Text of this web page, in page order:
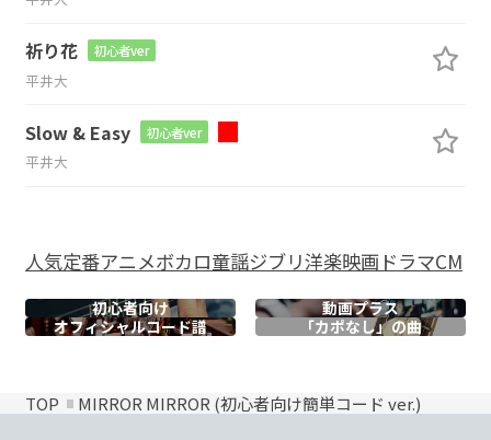
祈り花 初心者ver
平井大
Slow & Easy 初心者ver
平井大
人気定番アニメボカロ童謡ジブリ洋楽映画ドラマCM
初心者向け
動画プラス
オフィシャルコード譜 「カポなし」の曲
TOP MIRROR MIRROR (初心者向け簡単コード ver.)